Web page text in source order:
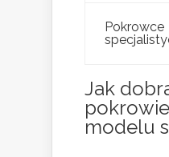
Pokrowce
Jak
modelu